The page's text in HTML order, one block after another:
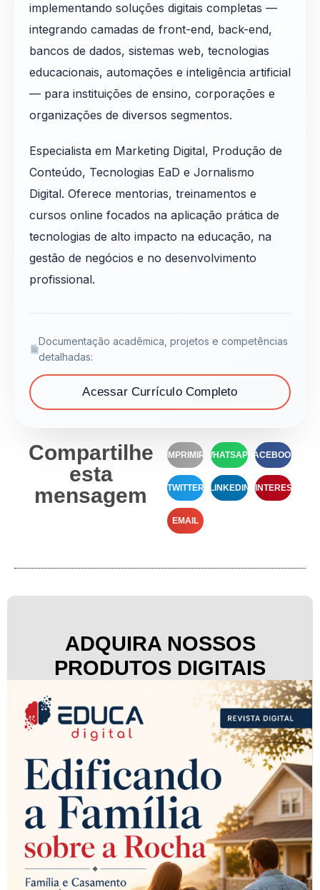
implementando soluções digitais completas —
integrando camadas de front-end, back-end,
bancos de dados, sistemas web, tecnologias
educacionais, automações e inteligência artificial
— para instituições de ensino, corporações e
organizações de diversos segmentos.
Especialista em Marketing Digital, Produção de
Conteúdo, Tecnologias EaD e Jornalismo
Digital. Oferece mentorias, treinamentos e
cursos online focados na aplicação prática de
tecnologias de alto impacto na educação, na
gestão de negócios e no desenvolvimento
profissional.
Documentação acadêmica, projetos e competências
detalhadas:
Acessar Currículo Completo
Compartilhe
esta
mensagem
IMPRIMIR WHATSAPP FACEBOOK
TWITTER LINKEDIN PINTEREST
EMAIL
ADQUIRA NOSSOS
PRODUTOS DIGITAIS